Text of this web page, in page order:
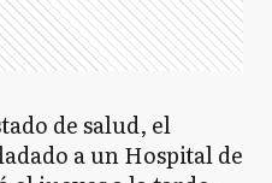
de salud, el
a un Hospital de